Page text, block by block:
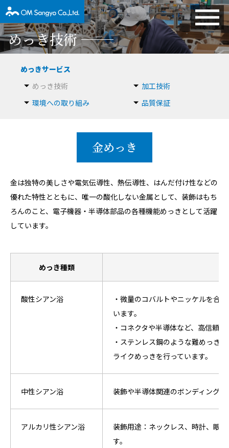
めっき技術
めっきサービス
めっき技術
加工技術
環境への取り組み
品質保証
金めっき
金は独特の美しさや電気伝導性、熱伝導性、はんだ付け性などの
優れた特性とともに、唯一の酸化しない金属として、装飾はもち
ろんのこと、電子機器・半導体部品の各種機能めっきとして活躍
しています。
めっき種類
酸性シアン浴
・微量のコバルトやニッケルを合
います。
・コネクタや半導体など、高信頼
・ステンレス鋼のような難めっき
ライクめっきを行っています。
中性シアン浴 装飾や半導体関連のボンディング
アルカリ性シアン浴
装飾用途：ネックレス、時計、眼
す。